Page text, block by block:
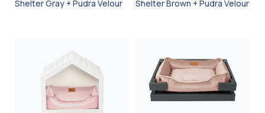
Shelter Gray + Pudra Velour Shelter Brown + Pudra Velour